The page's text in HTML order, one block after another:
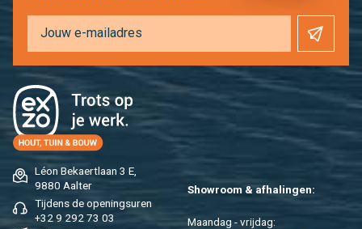
Léon Be­kaert­laan 3 E,
9880 Aal­ter
Tij­dens de ope­nings­uren
+32 9 292 73 03
Show­room & af­ha­lin­gen:
Maan­dag - vrij­dag: